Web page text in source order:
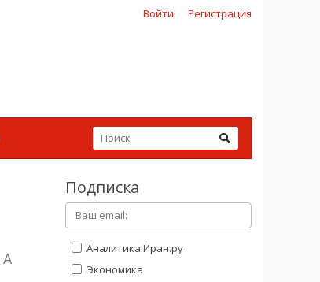
Войти Регистрация
A
Подписка
Аналитика Иран.ру
Экономика